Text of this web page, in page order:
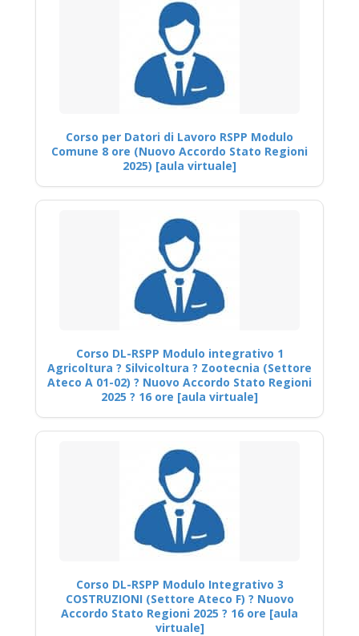
Corso per Datori di Lavoro RSPP Modulo
Comune 8 ore (Nuovo Accordo Stato Regioni
2025) [aula virtuale]
Corso DL-RSPP Modulo integrativo 1
Agricoltura ? Silvicoltura ? Zootecnia (Settore
Ateco A 01-02) ? Nuovo Accordo Stato Regioni
2025 ? 16 ore [aula virtuale]
Corso DL-RSPP Modulo Integrativo 3
COSTRUZIONI (Settore Ateco F) ? Nuovo
Accordo Stato Regioni 2025 ? 16 ore [aula
virtuale]